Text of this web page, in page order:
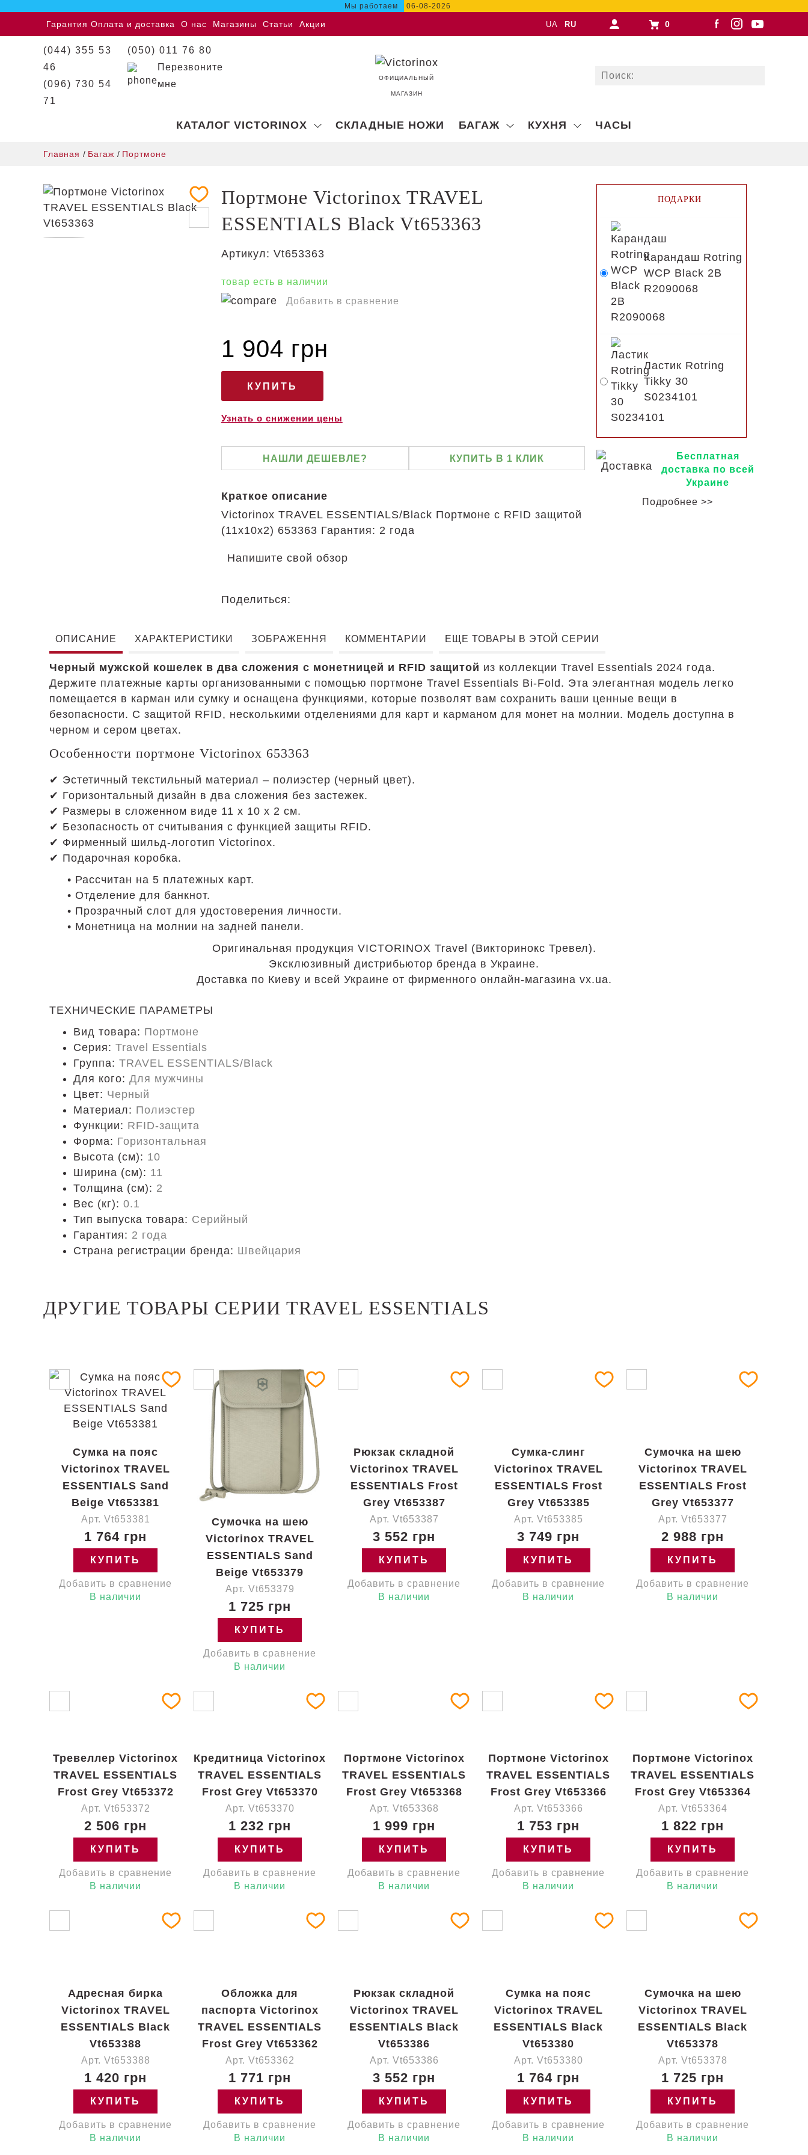
Мы работаем 06-08-2026
Гарантия Оплата и доставка О нас Магазины Статьи Акции UA RU 0
(044) 355 53
46
(096) 730 54
71
(050) 011 76 80
Перезвоните
мне
ОФИЦИАЛЬНЫЙ
МАГАЗИН
КАТАЛОГ VICTORINOX СКЛАДНЫЕ НОЖИ БАГАЖ КУХНЯ ЧАСЫ
Главная / Багаж / Портмоне
Портмоне Victorinox TRAVEL
ESSENTIALS Black Vt653363
Артикул: Vt653363
товар есть в наличии
Добавить в сравнение
1 904 грн
Узнать о снижении цены
НАШЛИ ДЕШЕВЛЕ? КУПИТЬ В 1 КЛИК
Краткое описание
Victorinox TRAVEL ESSENTIALS/Black Портмоне с RFID защитой
(11x10x2) 653363 Гарантия: 2 года
Напишите свой обзор
Поделиться:
ПОДАРКИ
Карандаш Rotring
WCP Black 2B
R2090068
Ластик Rotring
Tikky 30
S0234101
Бесплатная
доставка по всей
Украине
Подробнее >>
ОПИСАНИЕ ХАРАКТЕРИСТИКИ ЗОБРАЖЕННЯ КОММЕНТАРИИ ЕЩЕ ТОВАРЫ В ЭТОЙ СЕРИИ
Черный мужской кошелек в два сложения с монетницей и RFID защитой из коллекции Travel Essentials 2024 года.
Держите платежные карты организованными с помощью портмоне Travel Essentials Bi-Fold. Эта элегантная модель легко
помещается в карман или сумку и оснащена функциями, которые позволят вам сохранить ваши ценные вещи в
безопасности. С защитой RFID, несколькими отделениями для карт и карманом для монет на молнии. Модель доступна в
черном и сером цветах.
Особенности портмоне Victorinox 653363
✔ Эстетичный текстильный материал – полиэстер (черный цвет).
✔ Горизонтальный дизайн в два сложения без застежек.
✔ Размеры в сложенном виде 11 х 10 х 2 см.
✔ Безопасность от считывания с функцией защиты RFID.
✔ Фирменный шильд-логотип Victorinox.
✔ Подарочная коробка.
• Рассчитан на 5 платежных карт.
• Отделение для банкнот.
• Прозрачный слот для удостоверения личности.
• Монетница на молнии на задней панели.
Оригинальная продукция VICTORINOX Travel (Викторинокс Тревел).
Эксклюзивный дистрибьютор бренда в Украине.
Доставка по Киеву и всей Украине от фирменного онлайн-магазина vx.ua.
ТЕХНИЧЕСКИЕ ПАРАМЕТРЫ
Вид товара: Портмоне
Серия: Travel Essentials
Группа: TRAVEL ESSENTIALS/Black
Для кого: Для мужчины
Цвет: Черный
Материал: Полиэстер
Функции: RFID-защита
Форма: Горизонтальная
Высота (см): 10
Ширина (см): 11
Толщина (см): 2
Вес (кг): 0.1
Тип выпуска товара: Серийный
Гарантия: 2 года
Страна регистрации бренда: Швейцария
ДРУГИЕ ТОВАРЫ СЕРИИ TRAVEL ESSENTIALS
Сумка на пояс
Victorinox TRAVEL
ESSENTIALS Sand
Beige Vt653381
Арт. Vt653381
1 764 грн
КУПИТЬ
Добавить в сравнение
В наличии
Сумочка на шею
Victorinox TRAVEL
ESSENTIALS Sand
Beige Vt653379
Арт. Vt653379
1 725 грн
КУПИТЬ
Добавить в сравнение
В наличии
Рюкзак складной
Victorinox TRAVEL
ESSENTIALS Frost
Grey Vt653387
Арт. Vt653387
3 552 грн
КУПИТЬ
Добавить в сравнение
В наличии
Сумка-слинг
Victorinox TRAVEL
ESSENTIALS Frost
Grey Vt653385
Арт. Vt653385
3 749 грн
КУПИТЬ
Добавить в сравнение
В наличии
Сумочка на шею
Victorinox TRAVEL
ESSENTIALS Frost
Grey Vt653377
Арт. Vt653377
2 988 грн
КУПИТЬ
Добавить в сравнение
В наличии
Тревеллер Victorinox
TRAVEL ESSENTIALS
Frost Grey Vt653372
Арт. Vt653372
2 506 грн
КУПИТЬ
Добавить в сравнение
В наличии
Кредитница Victorinox
TRAVEL ESSENTIALS
Frost Grey Vt653370
Арт. Vt653370
1 232 грн
КУПИТЬ
Добавить в сравнение
В наличии
Портмоне Victorinox
TRAVEL ESSENTIALS
Frost Grey Vt653368
Арт. Vt653368
1 999 грн
КУПИТЬ
Добавить в сравнение
В наличии
Портмоне Victorinox
TRAVEL ESSENTIALS
Frost Grey Vt653366
Арт. Vt653366
1 753 грн
КУПИТЬ
Добавить в сравнение
В наличии
Портмоне Victorinox
TRAVEL ESSENTIALS
Frost Grey Vt653364
Арт. Vt653364
1 822 грн
КУПИТЬ
Добавить в сравнение
В наличии
Адресная бирка
Victorinox TRAVEL
ESSENTIALS Black
Vt653388
Арт. Vt653388
1 420 грн
КУПИТЬ
Добавить в сравнение
В наличии
Обложка для
паспорта Victorinox
TRAVEL ESSENTIALS
Frost Grey Vt653362
Арт. Vt653362
1 771 грн
КУПИТЬ
Добавить в сравнение
В наличии
Рюкзак складной
Victorinox TRAVEL
ESSENTIALS Black
Vt653386
Арт. Vt653386
3 552 грн
КУПИТЬ
Добавить в сравнение
В наличии
Сумка на пояс
Victorinox TRAVEL
ESSENTIALS Black
Vt653380
Арт. Vt653380
1 764 грн
КУПИТЬ
Добавить в сравнение
В наличии
Сумочка на шею
Victorinox TRAVEL
ESSENTIALS Black
Vt653378
Арт. Vt653378
1 725 грн
КУПИТЬ
Добавить в сравнение
В наличии